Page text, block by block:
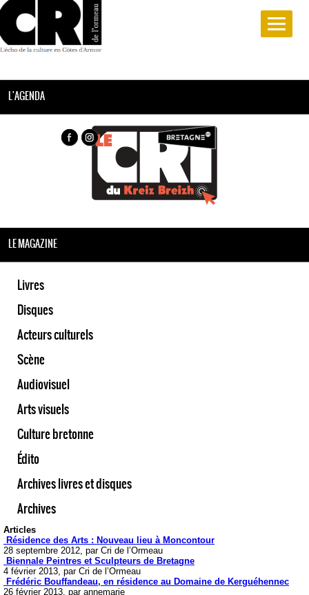
L'AGENDA
LE MAGAZINE
Livres
Disques
Acteurs culturels
Scène
Audiovisuel
Arts visuels
Culture bretonne
Édito
Archives livres et disques
Archives
Articles
Résidence des Arts : Nouveau lieu à Moncontour
28 septembre 2012, par Cri de l’Ormeau
Biennale Peintres et Sculpteurs de Bretagne
4 février 2013, par Cri de l’Ormeau
Frédéric Bouffandeau, en résidence au Domaine de Kerguéhennec
26 février 2013, par annemarie